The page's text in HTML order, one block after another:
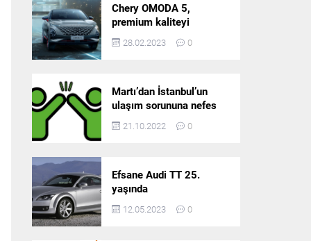
Chery OMODA 5,
premium kaliteyi
Türkiye’de sunmaya
hazırlanıyor
28.02.2023 0
Martı’dan İstanbul’un
ulaşım sorununa nefes
aldıracak yeni
platform: Tek Araçla
21.10.2022 0
Efsane Audi TT 25.
yaşında
12.05.2023 0